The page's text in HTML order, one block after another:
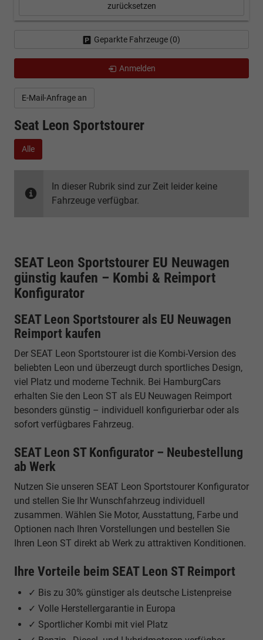
E-Mail-Anfrage an
Seat Leon Sportstourer
Alle
In dieser Rubrik sind zur Zeit leider keine
Fahrzeuge verfügbar.
SEAT Leon Sportstourer EU Neuwagen
günstig kaufen – Kombi & Reimport
Konfigurator
SEAT Leon Sportstourer als EU Neuwagen
Reimport kaufen
Der SEAT Leon Sportstourer ist die Kombi-Version des
beliebten Leon und überzeugt durch sportliches Design,
viel Platz und moderne Technik. Bei HamburgCars
erhalten Sie den Leon ST als EU Neuwagen Reimport
besonders günstig – individuell konfigurierbar oder als
sofort verfügbares Fahrzeug.
SEAT Leon ST Konfigurator – Neubestellung
ab Werk
Nutzen Sie unseren SEAT Leon Sportstourer Konfigurator
und stellen Sie Ihr Wunschfahrzeug individuell
zusammen. Wählen Sie Motor, Ausstattung, Farbe und
Optionen nach Ihren Vorstellungen und bestellen Sie
Ihren Leon ST direkt ab Werk zu attraktiven Konditionen.
Ihre Vorteile beim SEAT Leon ST Reimport
✓ Bis zu 30% günstiger als deutsche Listenpreise
✓ Volle Herstellergarantie in Europa
✓ Sportlicher Kombi mit viel Platz
zurücksetzen
Geparkte Fahrzeuge (0)
Anmelden